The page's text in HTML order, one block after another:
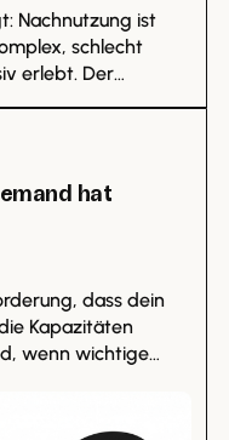
Nachnutzung ist
schlecht
erlebt. Der
ab, warum
Strukturen
genau diese
hat
dass dein
Kapazitäten
wenn wichtige
gezielter